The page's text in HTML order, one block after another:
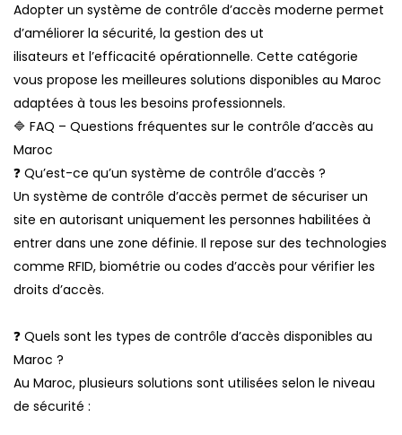
Adopter un système de contrôle d’accès moderne permet
d’améliorer la sécurité, la gestion des ut
ilisateurs et l’efficacité opérationnelle. Cette catégorie
vous propose les meilleures solutions disponibles au Maroc
adaptées à tous les besoins professionnels.
🔷 FAQ – Questions fréquentes sur le contrôle d’accès au
Maroc
❓ Qu’est-ce qu’un système de contrôle d’accès ?
Un système de contrôle d’accès permet de sécuriser un
site en autorisant uniquement les personnes habilitées à
entrer dans une zone définie. Il repose sur des technologies
comme RFID, biométrie ou codes d’accès pour vérifier les
droits d’accès.
❓ Quels sont les types de contrôle d’accès disponibles au
Maroc ?
Au Maroc, plusieurs solutions sont utilisées selon le niveau
de sécurité :